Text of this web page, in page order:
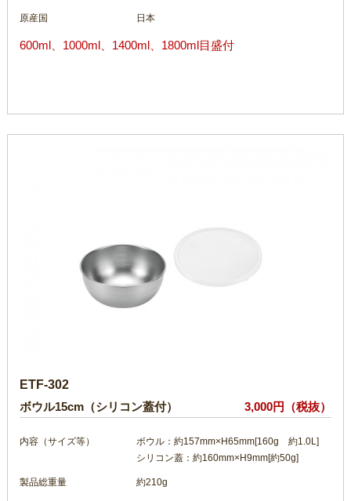
原産国 日本
600ml、1000ml、1400ml、1800ml目盛付
ETF-302
ボウル15cm（シリコン蓋付）
3,000円（税抜）
内容（サイズ等）
ボウル：約157mm×H65mm[160g 約1.0L]
シリコン蓋：約160mm×H9mm[約50g]
製品総重量 約210g